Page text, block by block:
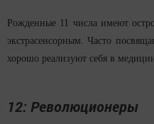
Рожденные 11 числа имеют
экстрасенсорным. Часто
хорошо реализуют себя в
12: Революционеры